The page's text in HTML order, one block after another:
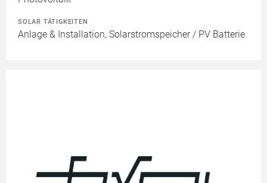
SOLAR TÄTIGKEITEN
Anlage & Installation, Solarstromspeicher / PV Batterie